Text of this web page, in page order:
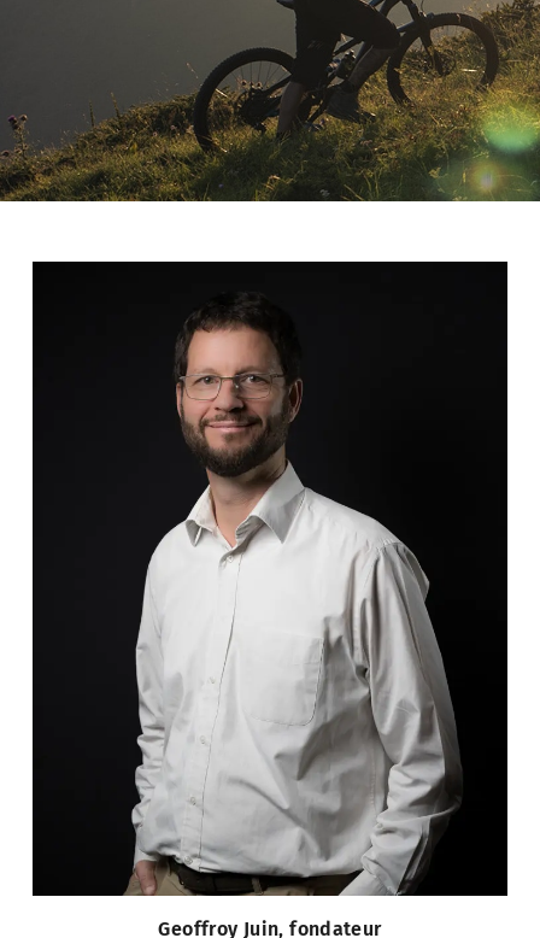
Geoffroy Juin, fondateur